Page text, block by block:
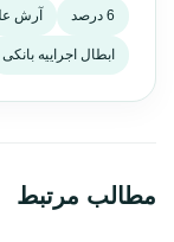
6 درصد آرش
ابطال اجراییه بانکی
مطالب مرتبط